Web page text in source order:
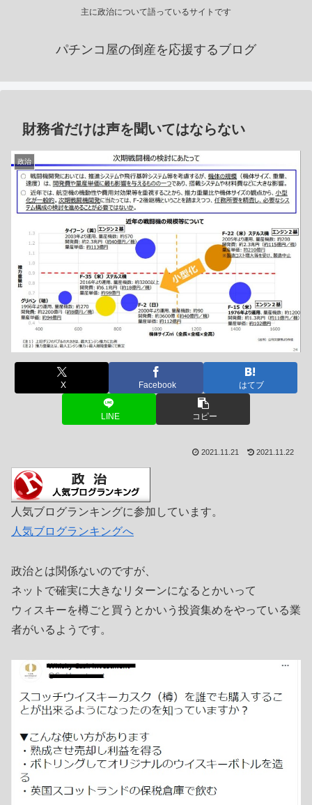
主に政治について語っているサイトです
パチンコ屋の倒産を応援するブログ
財務省だけは声を聞いてはならない
政治
X Facebook はてブ
LINE コピー
2021.11.21 2021.11.22
人気ブログランキングに参加しています。
人気ブログランキングへ
政治とは関係ないのですが、
ネットで確実に大きなリターンになるとかいって
ウィスキーを樽ごと買うとかいう投資集めをやっている業
者がいるようです。